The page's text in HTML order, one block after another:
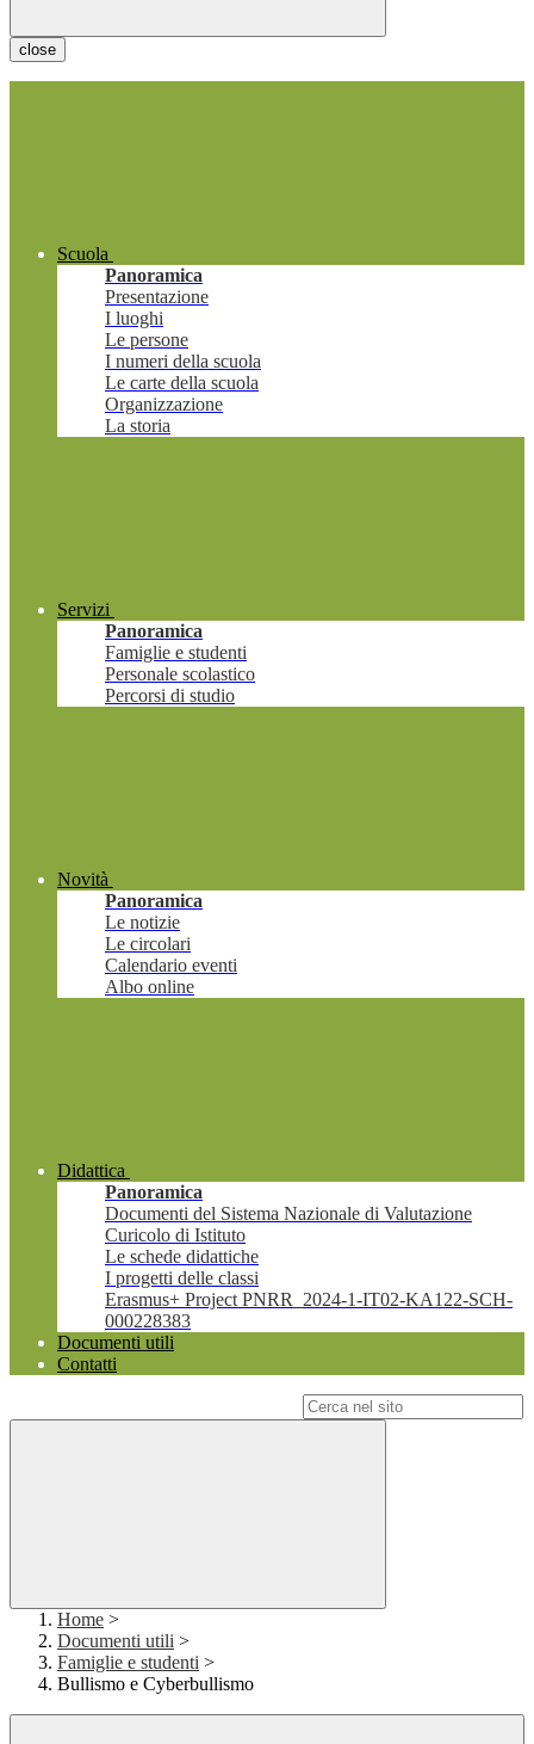
close
Scuola
Panoramica
Presentazione
I luoghi
Le persone
I numeri della scuola
Le carte della scuola
Organizzazione
La storia
Servizi
Panoramica
Famiglie e studenti
Personale scolastico
Percorsi di studio
Novità
Panoramica
Le notizie
Le circolari
Calendario eventi
Albo online
Didattica
Panoramica
Documenti del Sistema Nazionale di Valutazione
Curicolo di Istituto
Le schede didattiche
I progetti delle classi
Erasmus+ Project PNRR_2024-1-IT02-KA122-SCH-
000228383
Documenti utili
Contatti
Home >
Documenti utili >
Famiglie e studenti >
Bullismo e Cyberbullismo